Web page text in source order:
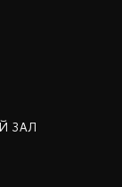
ЗАЛ